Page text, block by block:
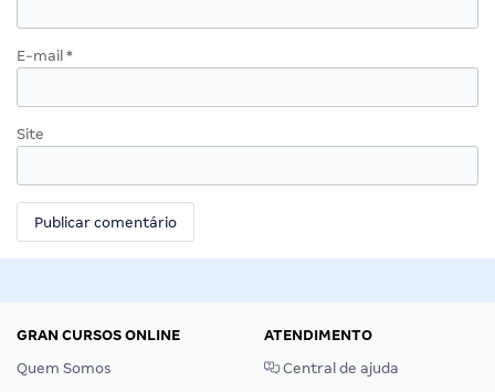
E-mail *
Site
GRAN CURSOS ONLINE
Quem Somos
ATENDIMENTO
Central de ajuda